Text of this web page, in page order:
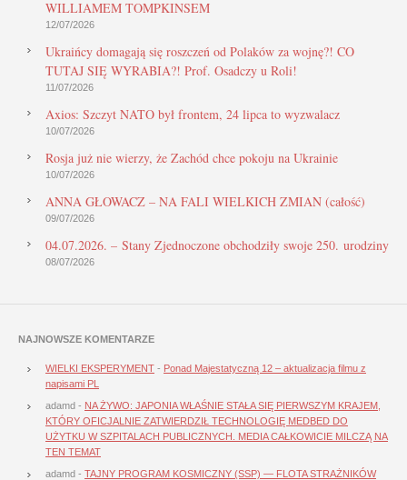
WILLIAMEM TOMPKINSEM
12/07/2026
Ukraińcy domagają się roszczeń od Polaków za wojnę?! CO
TUTAJ SIĘ WYRABIA?! Prof. Osadczy u Roli!
11/07/2026
Axios: Szczyt NATO był frontem, 24 lipca to wyzwalacz
10/07/2026
Rosja już nie wierzy, że Zachód chce pokoju na Ukrainie
10/07/2026
ANNA GŁOWACZ – NA FALI WIELKICH ZMIAN (całość)
09/07/2026
04.07.2026. – Stany Zjednoczone obchodziły swoje 250. urodziny
08/07/2026
NAJNOWSZE KOMENTARZE
WIELKI EKSPERYMENT - Ponad Majestatyczną 12 – aktualizacja filmu z
napisami PL
adamd - NA ŻYWO: JAPONIA WŁAŚNIE STAŁA SIĘ PIERWSZYM KRAJEM,
KTÓRY OFICJALNIE ZATWIERDZIŁ TECHNOLOGIĘ MEDBED DO
UŻYTKU W SZPITALACH PUBLICZNYCH. MEDIA CAŁKOWICIE MILCZĄ NA
TEN TEMAT
adamd - TAJNY PROGRAM KOSMICZNY (SSP) — FLOTA STRAŻNIKÓW